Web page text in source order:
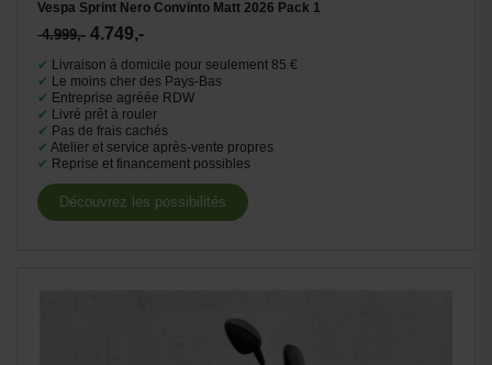
Vespa Sprint Nero Convinto Matt 2026 Pack 1
4.999,- 4.749,-
✔ Livraison à domicile pour seulement 85 €
✔ Le moins cher des Pays-Bas
✔ Entreprise agréée RDW
✔ Livré prêt à rouler
✔ Pas de frais cachés
✔ Atelier et service après-vente propres
✔ Reprise et financement possibles
Découvrez les possibilités